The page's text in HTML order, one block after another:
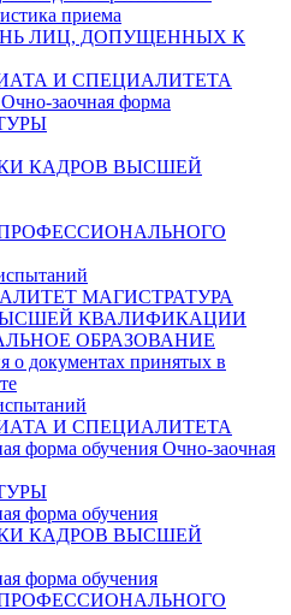
приема
ЛИЦ, ДОПУЩЕННЫХ К
И СПЕЦИАЛИТЕТА
Очно-заочная форма
КАДРОВ ВЫСШЕЙ
МАГИСТРАТУРА
КВАЛИФИКАЦИИ
ОБРАЗОВАНИЕ
о документах принятых в
И СПЕЦИАЛИТЕТА
форма обучения Очно-заочная
форма обучения
КАДРОВ ВЫСШЕЙ
форма обучения